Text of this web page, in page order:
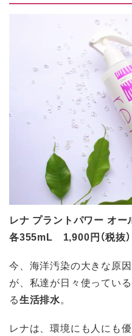
レナ プラントパワー オ
各355mL 1,900円（税抜）
今、海洋汚染の大きな原
が、私達が日々使ってい
る生活排水。
レナは、環境にも人にも